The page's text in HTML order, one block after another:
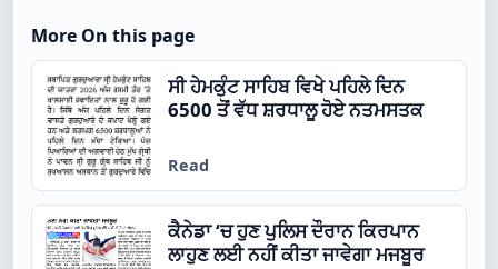
More On this page
ਸੀ ਹੇਮਕੁੰਟ ਸਾਹਿਬ ਵਿਖੇ ਪਹਿਲੇ ਦਿਨ
6500 ਤੋਂ ਵੱਧ ਸ਼ਰਧਾਲੂ ਹੋਏ ਨਤਮਸਤਕ
Read
ਕੈਨੇਡਾ ‘ਚ ਹੁਣ ਪੁਲਿਸ ਦੌਰਾਨ ਕਿਰਪਾਨ
ਲਾਹੁਣ ਲਈ ਨਹੀਂ ਕੀਤਾ ਜਾਵੇਗਾ ਮਜਬੂਰ